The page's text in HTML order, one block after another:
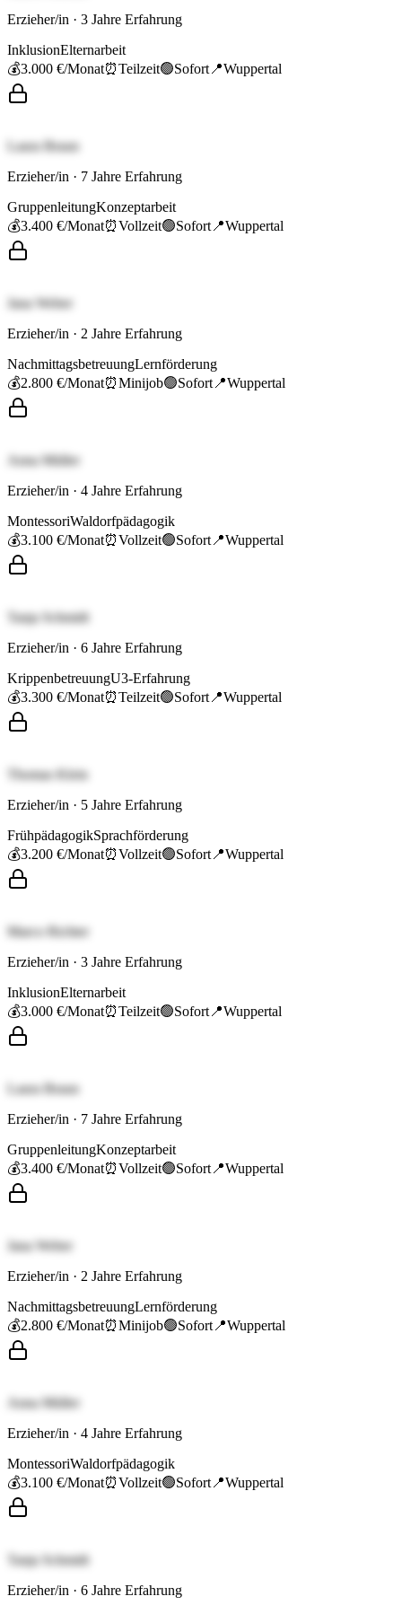
Erzieher/in · 3 Jahre Erfahrung
InklusionElternarbeit
💰3.000 €/Monat⏰Teilzeit🟢Sofort 📍Wuppertal
Laura Braun
Erzieher/in · 7 Jahre Erfahrung
GruppenleitungKonzeptarbeit
💰3.400 €/Monat⏰Vollzeit🟢Sofort 📍Wuppertal
Jana Weber
Erzieher/in · 2 Jahre Erfahrung
NachmittagsbetreuungLernförderung
💰2.800 €/Monat⏰Minijob🟢Sofort 📍Wuppertal
Anna Müller
Erzieher/in · 4 Jahre Erfahrung
MontessoriWaldorfpädagogik
💰3.100 €/Monat⏰Vollzeit🟢Sofort 📍Wuppertal
Tanja Schmidt
Erzieher/in · 6 Jahre Erfahrung
KrippenbetreuungU3-Erfahrung
💰3.300 €/Monat⏰Teilzeit🟢Sofort 📍Wuppertal
Thomas Klein
Erzieher/in · 5 Jahre Erfahrung
FrühpädagogikSprachförderung
💰3.200 €/Monat⏰Vollzeit🟢Sofort 📍Wuppertal
Marco Richter
Erzieher/in · 3 Jahre Erfahrung
InklusionElternarbeit
💰3.000 €/Monat⏰Teilzeit🟢Sofort 📍Wuppertal
Laura Braun
Erzieher/in · 7 Jahre Erfahrung
GruppenleitungKonzeptarbeit
💰3.400 €/Monat⏰Vollzeit🟢Sofort 📍Wuppertal
Jana Weber
Erzieher/in · 2 Jahre Erfahrung
NachmittagsbetreuungLernförderung
💰2.800 €/Monat⏰Minijob🟢Sofort 📍Wuppertal
Anna Müller
Erzieher/in · 4 Jahre Erfahrung
MontessoriWaldorfpädagogik
💰3.100 €/Monat⏰Vollzeit🟢Sofort 📍Wuppertal
Tanja Schmidt
Erzieher/in · 6 Jahre Erfahrung